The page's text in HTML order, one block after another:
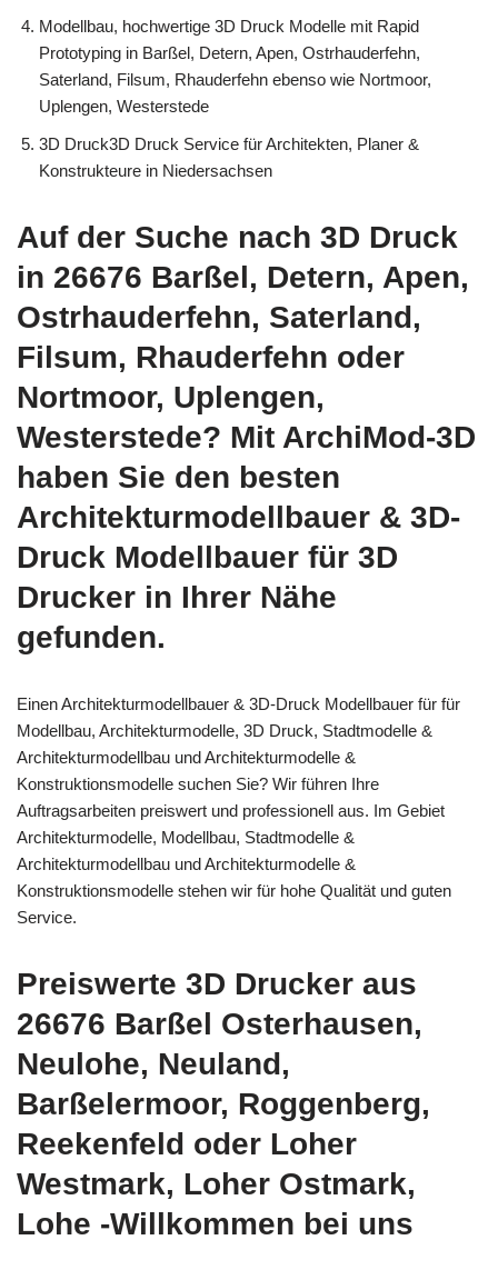
Modellbau, hochwertige 3D Druck Modelle mit Rapid
Prototyping in Barßel, Detern, Apen, Ostrhauderfehn,
Saterland, Filsum, Rhauderfehn ebenso wie Nortmoor,
Uplengen, Westerstede
3D Druck3D Druck Service für Architekten, Planer &
Konstrukteure in Niedersachsen
Auf der Suche nach 3D Druck
in 26676 Barßel, Detern, Apen,
Ostrhauderfehn, Saterland,
Filsum, Rhauderfehn oder
Nortmoor, Uplengen,
Westerstede? Mit ArchiMod-3D
haben Sie den besten
Architekturmodellbauer & 3D-
Druck Modellbauer für 3D
Drucker in Ihrer Nähe
gefunden.
Einen Architekturmodellbauer & 3D-Druck Modellbauer für für
Modellbau, Architekturmodelle, 3D Druck, Stadtmodelle &
Architekturmodellbau und Architekturmodelle &
Konstruktionsmodelle suchen Sie? Wir führen Ihre
Auftragsarbeiten preiswert und professionell aus. Im Gebiet
Architekturmodelle, Modellbau, Stadtmodelle &
Architekturmodellbau und Architekturmodelle &
Konstruktionsmodelle stehen wir für hohe Qualität und guten
Service.
Preiswerte 3D Drucker aus
26676 Barßel Osterhausen,
Neulohe, Neuland,
Barßelermoor, Roggenberg,
Reekenfeld oder Loher
Westmark, Loher Ostmark,
Lohe -Willkommen bei uns